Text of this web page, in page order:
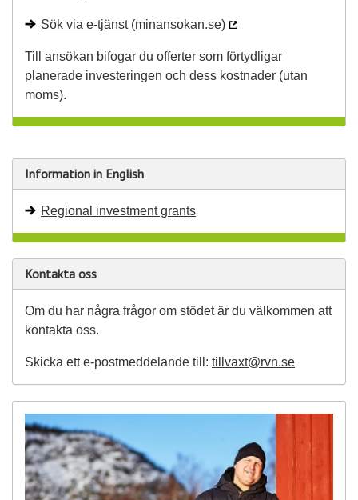
Sök via e-tjänst (minansokan.se)
Till ansökan bifogar du offerter som förtydligar
planerade investeringen och dess kostnader (utan
moms).
Information in English
Regional investment grants
Kontakta oss
Om du har några frågor om stödet är du välkommen att
kontakta oss.
Skicka ett e-postmeddelande till: tillvaxt@rvn.se